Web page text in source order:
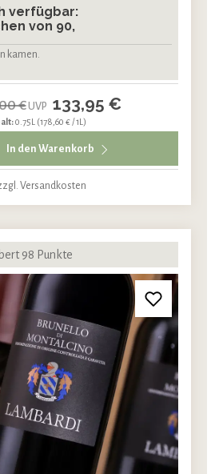
verfügbar:
von 90,
kamen.
€UVP 133,95 €
0.75L (178,60 € / 1L)
In den Warenkorb
Versandkosten
98 Punkte